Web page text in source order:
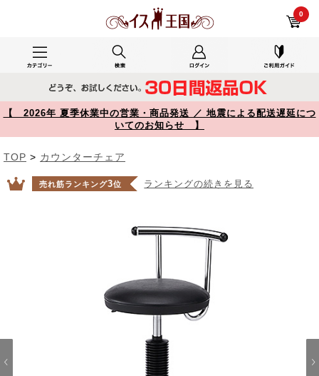
150-SNCH008BK レビュー キッチンチェア PVCレザー生地 キャスター 固定脚 足置きリング付き ブラック 【イス王国】
0
【 2026年 夏季休業中の営業・商品発送 ／ 地震による配送遅延につ
いてのお知らせ 】
TOP > カウンターチェア
売れ筋ランキング3位 ランキングの続きを見る